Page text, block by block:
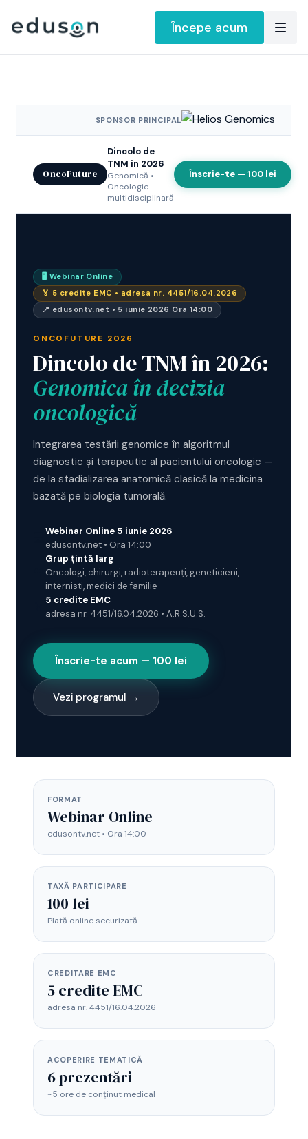
Începe acum
SPONSOR PRINCIPAL
OncoFuture
Dincolo de
TNM în 2026
Genomică •
Oncologie
multidisciplinară
Înscrie-te — 100 lei
🖥️ Webinar Online
🏅 5 credite EMC • adresa nr. 4451/16.04.2026
📍 edusontv.net • 5 iunie 2026 Ora 14:00
ONCOFUTURE 2026
Dincolo de TNM în 2026:
Genomica în decizia
oncologică
Integrarea testării genomice în algoritmul
diagnostic și terapeutic al pacientului oncologic —
de la stadializarea anatomică clasică la medicina
bazată pe biologia tumorală.
Webinar Online 5 iunie 2026
edusontv.net • Ora 14:00
Grup țintă larg
Oncologi, chirurgi, radioterapeuți, geneticieni,
internisti, medici de familie
5 credite EMC
adresa nr. 4451/16.04.2026 • A.R.S.U.S.
Înscrie-te acum — 100 lei
Vezi programul →
FORMAT
Webinar Online
edusontv.net • Ora 14:00
TAXĂ PARTICIPARE
100 lei
Plată online securizată
CREDITARE EMC
5 credite EMC
adresa nr. 4451/16.04.2026
ACOPERIRE TEMATICĂ
6 prezentări
~5 ore de conținut medical